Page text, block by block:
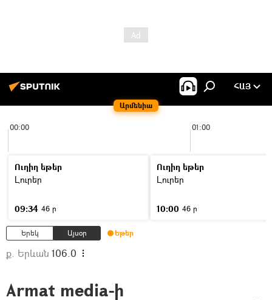
Արմենիա
ՀԱՅ
00:00 01:00
Ուղիղ եթեր
Լուրեր
09:34 46 ր
Ուղիղ եթեր
Լուրեր
10:00 46 ր
Երեկ Այսօր Եթեր
ք. Երևան 106.0
Armat media-ի